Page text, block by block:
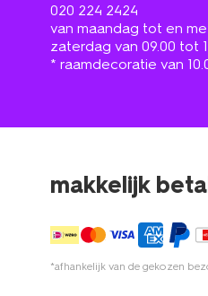
020 224 2424
van maandag tot en
zaterdag van 09.00 tot
* raamdecoratie van
makkelijk
*afhankelijk van de gekozen